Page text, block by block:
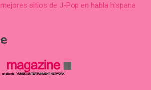
sitios de J-Pop en habla hispana